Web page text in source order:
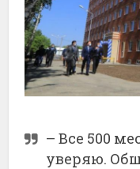
– Все 500
уверяю.